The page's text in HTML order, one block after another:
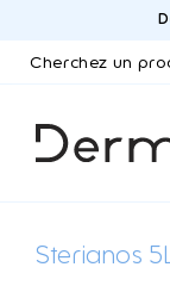
Sterianos